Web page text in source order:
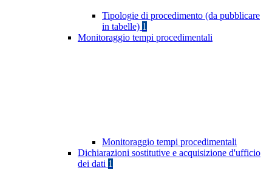
Tipologie di procedimento (da pubblicare
in tabelle) 1
Monitoraggio tempi procedimentali
Monitoraggio tempi procedimentali
Dichiarazioni sostitutive e acquisizione d'ufficio
dei dati 1